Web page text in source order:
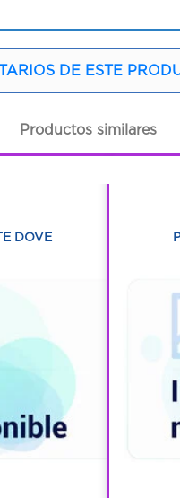
DE ESTE
Productos similares
DOVE